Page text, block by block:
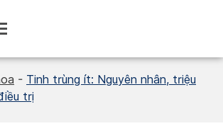
- Tinh trùng ít: Nguyên nhân, triệu
trị